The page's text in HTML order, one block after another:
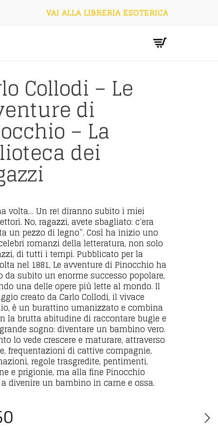
VAI ALLA LIBRERIA ESOTERICA
Collodi – Le
di
– La
dei
volta… Un re! diranno subito i miei
No, ragazzi, avete sbagliato: c’era
un pezzo di legno”. Così ha inizio uno
romanzi della letteratura, non solo
di tutti i tempi. Pubblicato per la
nel 1881, Le avventure di Pinocchio ha
da subito un enorme successo popolare,
una delle opere più lette al mondo. Il
creato da Carlo Collodi, il vivace
è un burattino umanizzato e combina
la brutta abitudine di raccontare bugie e
sogno: diventare un bambino vero.
lo vede crescere e maturare, attraverso
frequentazioni di cattive compagnie,
regole trasgredite, pentimenti,
e prigionie, ma alla fine Pinocchio
divenire un bambino in carne e ossa.